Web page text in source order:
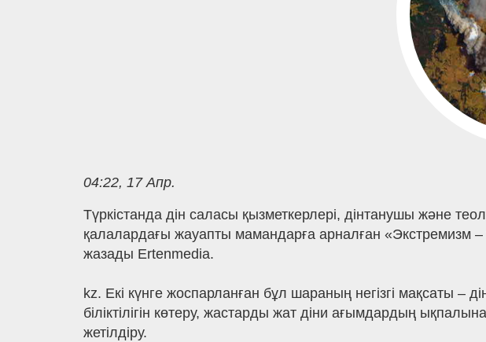
04:22, 17 Апр.
Түркістанда дін саласы қызметкерлері, дінтанушы және
қалалардағы жауапты мамандарға арналған «Экстремизм –
жазады Ertenmedia.
kz. Екі күнге жоспарланған бұл шараның негізгі мақсаты –
біліктілігін көтеру, жастарды жат діни ағымдардың
жетілдіру.